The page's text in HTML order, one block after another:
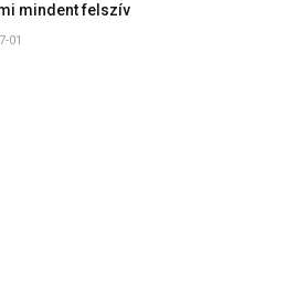
mindent felszív
01